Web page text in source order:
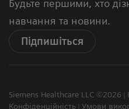
Будьте першими, хто
навчання та новини.
Підпишіться
Siemens Healthcare LLC ©2026
Конфіденційність
Умови